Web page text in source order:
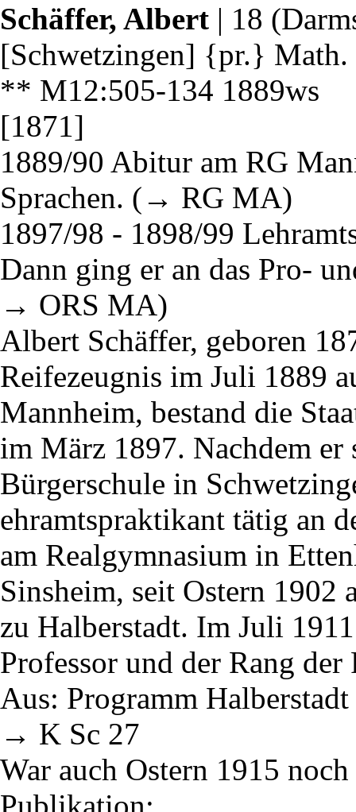
Schäffer, Albert | 18
[Schwetzingen] {pr.} Math.
** M12:505-134 1889ws
[1871]
1889/90 Abitur am RG
Sprachen. (→ RG MA)
1897/98 - 1898/99
Dann ging er an das Pro-
→ ORS MA)
Albert Schäffer, geboren
Reifezeugnis im Juli 1889
Mannheim, bestand die
im März 1897. Nachdem er
Bürgerschule in
ehramtspraktikant tätig an
am Realgymnasium in
Sinsheim, seit Ostern 1902
zu Halberstadt. Im Juli
Professor und der Rang
Aus: Programm
→ K Sc 27
War auch Ostern 1915
Publikation: